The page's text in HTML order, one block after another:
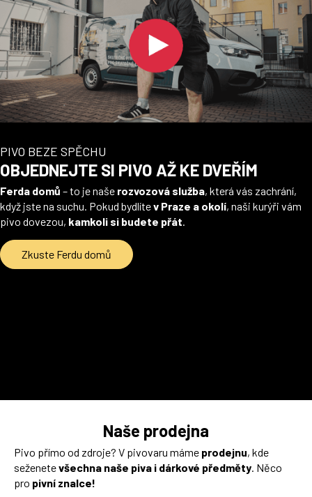
PIVO BEZE SPĚCHU
OBJEDNEJTE SI PIVO AŽ KE DVEŘÍM
Ferda domů – to je naše rozvozová služba, která vás zachrání,
když jste na suchu. Pokud bydlítev Praze a okolí, naši kurýři vám
pivo dovezou, kamkoli si budete přát.
Zkuste Ferdu domů
Naše prodejna
Pivo přímo od zdroje? V pivovaru máme prodejnu, kde
seženetevšechna naše piva i dárkové předměty. Něco
pro pivní znalce!